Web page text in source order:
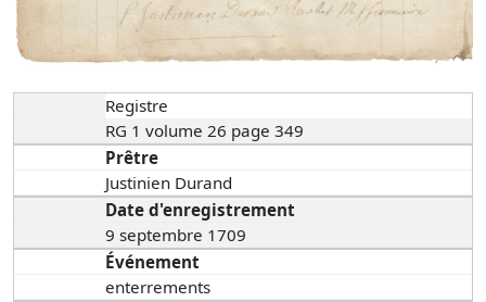
Registre
RG 1 volume 26 page 349
Prêtre
Justinien Durand
Date d'enregistrement
9 septembre 1709
Événement
enterrements